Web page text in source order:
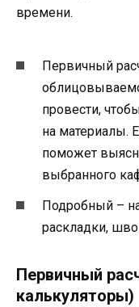
времени.
Первичный
провести,
на материалы.
поможет
выбранного
Подробный –
раскладки,
Первичный
калькуляторы)